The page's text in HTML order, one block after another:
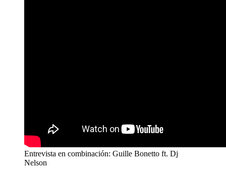
Entrevista en combinación: Guille Bonetto ft. Dj
Nelson